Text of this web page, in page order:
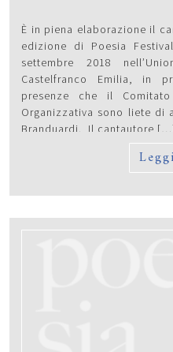
È in piena elaborazione il
edizione di Poesia
settembre 2018
Castelfranco Emilia, in
presenze che il
Organizzativa sono liete di
Branduardi. Il cantautore